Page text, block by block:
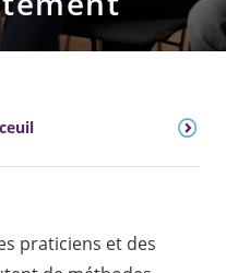
praticiens et des